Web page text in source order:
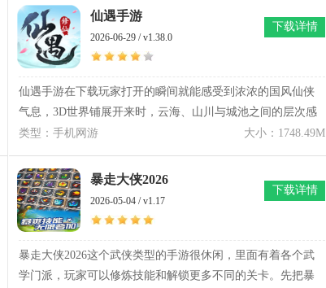
仙遇手游
2026-06-29 / v1.38.0
仙遇手游在下载玩家打开的瞬间就能感受到浓浓的国风仙侠
气息，3D世界铺展开来时，云海、山川与城池之间的层次感
相当明显。仙遇手游把修仙成长做成一条从入门到飞升的完
整路线，角色从最初的修行起点慢慢走向更高境界，每一步
都需要面对不同的选择与考验。仙遇手游的世界里有昼夜变
化，也有风雪雷雨等天气切换，环境变化会影响探索节奏，
让赶路和战斗都带着一点真实感。仙遇手游在玩法上融合御
剑飞行、秘境探索与势力纷争，不同区域之间差异很大，从
昆仑雪域到沙漠边境，每一段路都有新的遭遇。除了个人成
长，还能与仙友一起进入副本或参与事件，在互动过程中形
大小：1748.49M
类型：手机网游
下载详情
暴走大侠2026
2026-05-04 / v1.17
暴走大侠2026这个武侠类型的手游很休闲，里面有着各个武
学门派，玩家可以修炼技能和解锁更多不同的关卡。先把暴
下载详情